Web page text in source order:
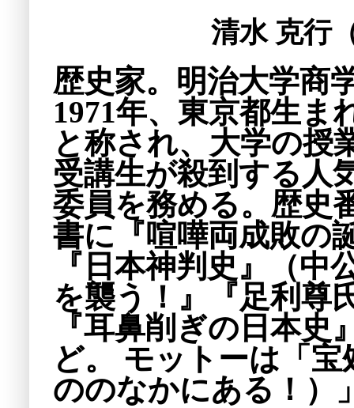
清水 克行
歴史家。明治大学商
1971年、東京都生ま
と称され、大学の授
受講生が殺到する人
委員を務める。歴史
書に『喧嘩両成敗の
『日本神判史』（中
を襲う！』『足利尊
『耳鼻削ぎの日本
ど。 モットーは「
ののなかにある！）